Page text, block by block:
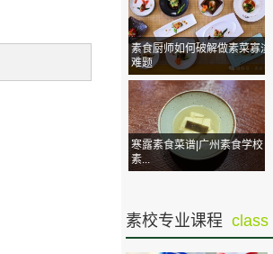
素食厨师如何破解做素菜寡淡
难题
寒露素食菜谱|广州素食学校
素...
素校专业课程 class